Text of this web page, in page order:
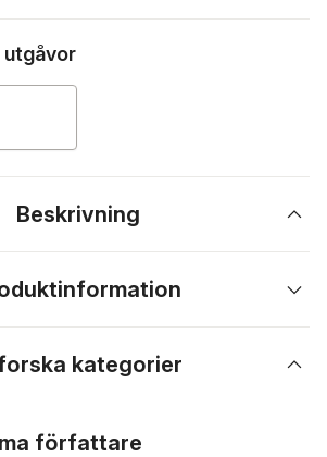
utgåvor
Beskrivning
kategorier
författare